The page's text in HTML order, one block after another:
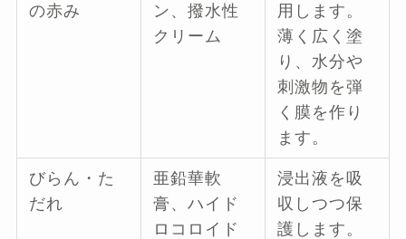
の赤み
ン、撥水性
クリーム
用します。
薄く広く塗
り、水分や
刺激物を弾
く膜を作り
ます。
びらん・た
だれ
亜鉛華軟
膏、ハイド
ロコロイド
浸出液を吸
収しつつ保
護します。